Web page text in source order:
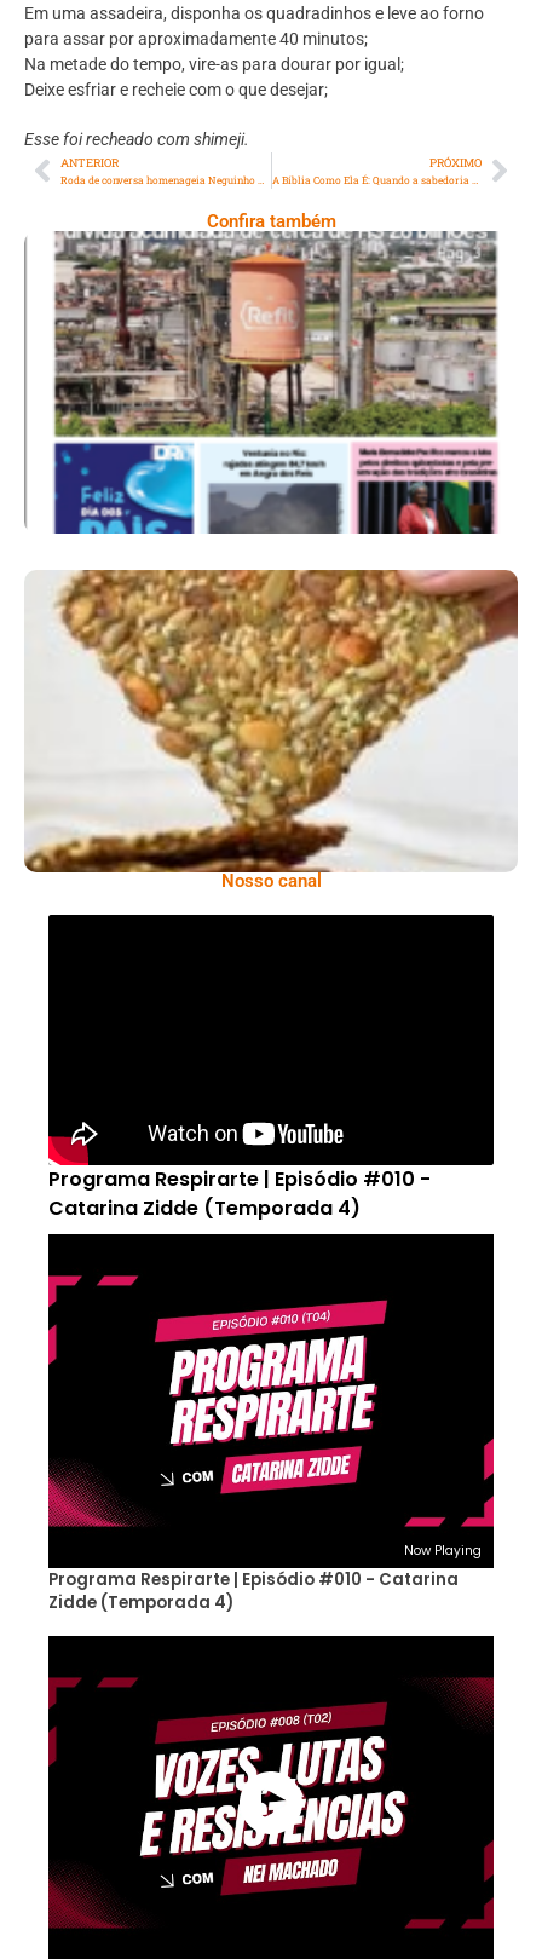
Em uma assadeira, disponha os quadradinhos e leve ao forno
para assar por aproximadamente 40 minutos;
Na metade do tempo, vire-as para dourar por igual;
Deixe esfriar e recheie com o que desejar;
Esse foi recheado com shimeji.
ANTERIOR PRÓXIMO
Confira também
Ano X – Número 367 08 A 14 De Agosto De
2026
Comer Bem: Cracker De Sementes
Nosso canal
Programa Respirarte | Episódio #010 -
Catarina Zidde (Temporada 4)
Now Playing
Programa Respirarte | Episódio #010 - Catarina
Zidde (Temporada 4)